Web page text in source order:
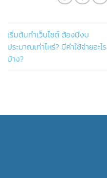
เริ่มต้นทำเว็บไซต์ ต้องมีงบ
ประมาณเท่าไหร่? มีค่าใช้จ่ายอะไร
บ้าง?